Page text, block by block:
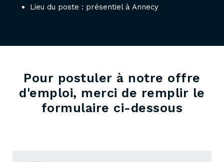
Lieu du poste : présentiel à Annecy
Pour postuler à notre offre
d'emploi, merci de remplir le
formulaire ci-dessous